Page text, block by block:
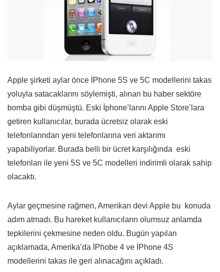
Apple şirketi aylar önce İPhone 5S ve 5C modellerini takas
yoluyla satacaklarını söylemişti, alınan bu haber sektöre
bomba gibi düşmüştü. Eski İphone’larını Apple Store’lara
getiren kullanıcılar, burada ücretsiz olarak eski
telefonlarından yeni telefonlarına veri aktarımı
yapabiliyorlar. Burada belli bir ücret karşılığında eski
telefonları ile yeni 5S ve 5C modelleri indirimli olarak sahip
olacaktı.
Aylar geçmesine rağmen, Amerikan devi Apple bu konuda
adım atmadı. Bu hareket kullanıcıların olumsuz anlamda
tepkilerini çekmesine neden oldu. Bugün yapılan
açıklamada, Amerika’da İPhobe 4 ve İPhone 4S
modellerini takas ile geri alınacağını açıkladı.